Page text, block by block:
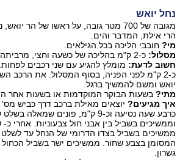
נחל יואש
מגובה של 700 מטר גובה, על ראשו של הר
הרי אילת, המדבר והים.‏
מי?חובבי הליכה בכל הגילאים.
מסלול: כ-2 ק"מ בהליכה של כשעה וחצי, מרביתה בירידה, במסלול לא מעגלי.
חשוב לדעת: מומלץ להגיע עם שני רכבים
כ-2 ק"מ לפני הפניה, בסוף המסלול‏. את הרכב
‏יואש ומשם להמשיך ברגל.
מתי?בשעות הבוקר המוקדמות או בשעות אחר
איך מגיעים?
כרבע שעה נסיעה וכ-9 ק"מ, פונים
‏ממשיכים בשביל בצדו הדרומי של הנחל עד
המסומן בצבע שחור. ממשיכים ישר בשביל הכחול
גשרון.‏